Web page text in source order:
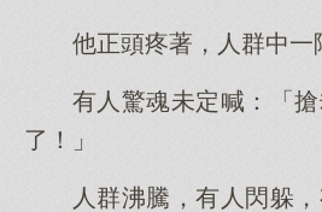
他正頭疼著，人群中一
有人驚魂未定喊：「
了！」
人群沸騰，有人閃躲